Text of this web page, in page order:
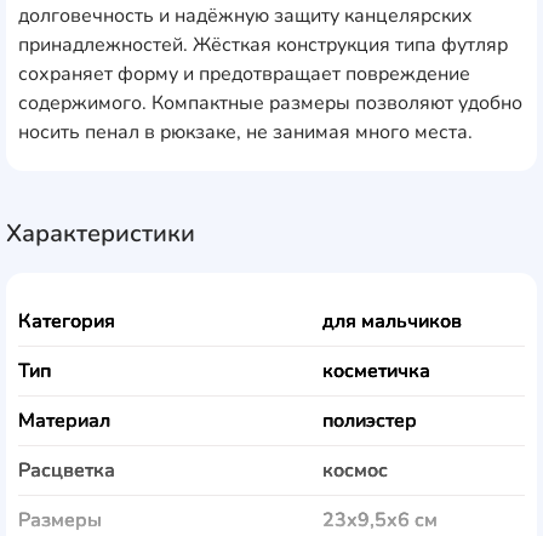
долговечность и надёжную защиту канцелярских
принадлежностей. Жёсткая конструкция типа футляр
сохраняет форму и предотвращает повреждение
содержимого. Компактные размеры позволяют удобно
носить пенал в рюкзаке, не занимая много места.
Характеристики
Категория
для мальчиков
Тип
косметичка
Материал
полиэстер
Расцветка
космос
Размеры
23x9,5x6 см